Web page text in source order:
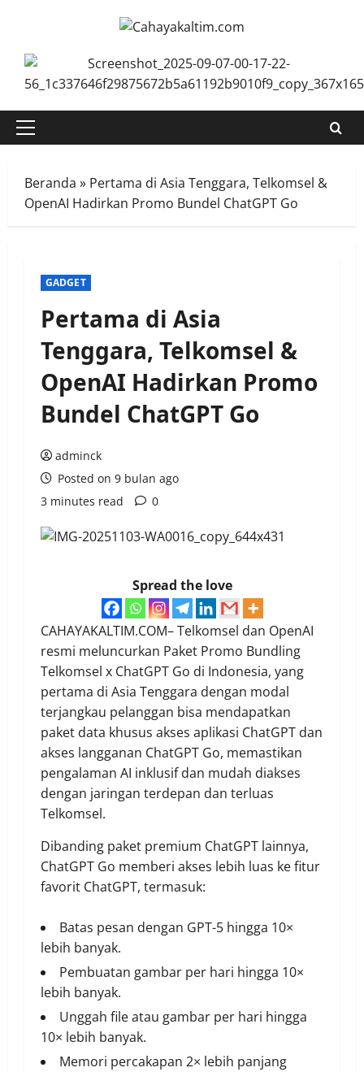
content
Primary
Beranda » Pertama di Asia Tenggara, Telkomsel &
OpenAI Hadirkan Promo Bundel ChatGPT Go
GADGET
Pertama di Asia
Tenggara, Telkomsel &
OpenAI Hadirkan Promo
Bundel ChatGPT Go
adminck
Posted on 9 bulan ago
3 minutes read
0
Spread the love
CAHAYAKALTIM.COM– Telkomsel dan OpenAI
resmi meluncurkan Paket Promo Bundling
Telkomsel x ChatGPT Go di Indonesia, yang
pertama di Asia Tenggara dengan modal
terjangkau pelanggan bisa mendapatkan
paket data khusus akses aplikasi ChatGPT dan
akses langganan ChatGPT Go, memastikan
pengalaman AI inklusif dan mudah diakses
dengan jaringan terdepan dan terluas
Telkomsel.
Dibanding paket premium ChatGPT lainnya,
ChatGPT Go memberi akses lebih luas ke fitur
favorit ChatGPT, termasuk:
Batas pesan dengan GPT-5 hingga 10×
lebih banyak.
Pembuatan gambar per hari hingga 10×
lebih banyak.
Unggah file atau gambar per hari hingga
10× lebih banyak.
Memori percakapan 2× lebih panjang